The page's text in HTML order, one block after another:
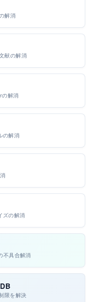
解消
献の解消
の解消
の解消
ズの解消
不具合解消
限を解決